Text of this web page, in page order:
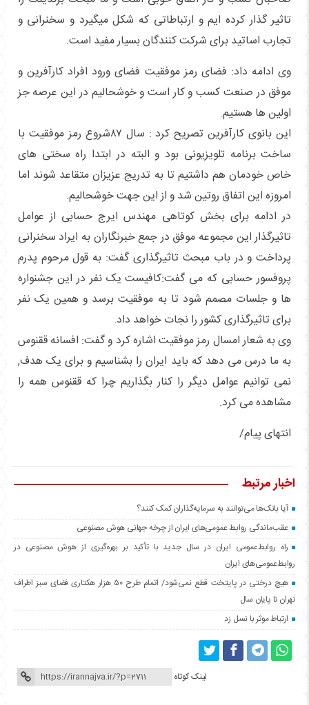
تاثیر گذار کرده ایم و ارتباطاتی که شکل میگیرد و سخنرانی و
تجارب اساتید برای شرکت کنندگان بسیار مفید است.
وی ادامه داد: فضای رمز موفقیت فضای ورود افراد کارآفرین و
موفق در صنعت کسب و کار است و خوشحالیم در این عرصه جز
اولین ها هستیم.
این بانوی کارآفرین تصریح کرد : سال ۸۷شروع رمز موفقیت با
ساخت برنامه تلویزیونی بود و البته در ابتدا راه سختی های
خاص خودمان هم داشتیم تا به تدریج عزیزان متقاعد شوند اما
امروزه این اتفاق روتین شد و از این جهت خوشحالیم.
در ادامه برای بخش کوتاهی مهندس ایرج حسابی از عوامل
تاثیرگذار این مجموعه موفق در جمع خبرنگاران به ایراد سخنرانی
پرداخت و در باب مبحث تاثیرگذاری گفت: به قول مرحوم پدرم
پروفسور حسابی که می گفت:کافیست یک نفر در این جشنواره
ها و جلسات مصمم شود تا به موفقیت برسد و همین یک نفر
برای تاثیرگذاری کشور را نجات خواهد داد.
وی به شعار امسال رمز موفقیت اشاره کرد و گفت: افسانه ققنوس
به ما درس می دهد که باید ایران را بشناسیم و برای یک هدف,
نمی توانیم عوامل دیگر را کنار بگذاریم چرا که ققنوس همه را
مشاهده می کرد.
انتهای پیام/
اخبار مرتبط
آیا بانک‌ها می‌توانند به سرمایه‌گذاران کمک کنند؟
عقب‌ماندگی روابط عمومی‌های ایران از چرخه جهانی هوش مصنوعی
راه روابط‌عمومی ایران در سال جدید با تأکید بر بهره‌گیری از هوش مصنوعی در
روابط‌عمومی‌های ایران
هیچ درختی در پایتخت قطع نمی‌شود/ اتمام طرح ۵۰ هزار هکتاری فضای سبز اطراف
تهران تا پایان سال
ارتباط موثر با نسل زد
لینک کوتاه